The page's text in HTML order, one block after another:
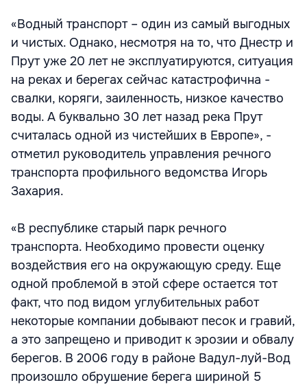
«Водный транспорт – один из самый выгодных
и чистых. Однако, несмотря на то, что Днестр и
Прут уже 20 лет не эксплуатируются, ситуация
на реках и берегах сейчас катастрофична -
свалки, коряги, заиленность, низкое качество
воды. А буквально 30 лет назад река Прут
считалась одной из чистейших в Европе», -
отметил руководитель управления речного
транспорта профильного ведомства Игорь
Захария.
«В республике старый парк речного
транспорта. Необходимо провести оценку
воздействия его на окружающую среду. Еще
одной проблемой в этой сфере остается тот
факт, что под видом углубительных работ
некоторые компании добывают песок и гравий,
а это запрещено и приводит к эрозии и обвалу
берегов. В 2006 году в районе Вадул-луй-Вод
произошло обрушение берега шириной 5